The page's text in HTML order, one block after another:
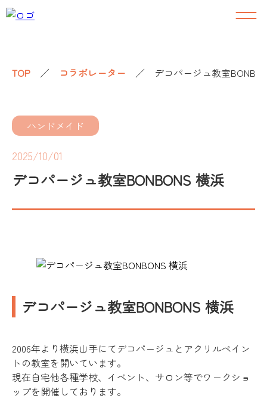
TOP ／ コラボレーター ／ デコパージュ教室
ハンドメイド
2025/10/01
デコパージュ教室BONBONS 横浜
デコパージュ教室BONBONS 横浜
2006年より横浜山手にてデコパージュとアクリルペイン
トの教室を開いています。
現在自宅他各種学校、イベント、サロン等でワークショ
ップを開催しております。